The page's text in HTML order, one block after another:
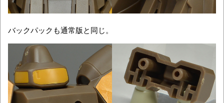
バックパックも通常版と同じ。